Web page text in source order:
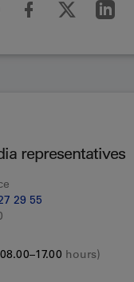
representatives
29 55
08.00–17.00 hours)